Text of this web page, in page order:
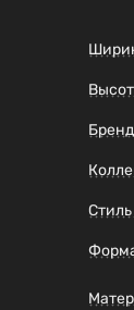
Бренд
Стиль